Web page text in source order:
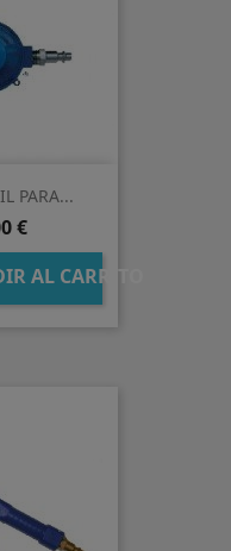
PARA...
€
AL CARRITO